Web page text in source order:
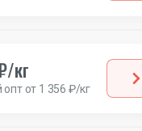
кг
опт от 1 356 ₽/кг